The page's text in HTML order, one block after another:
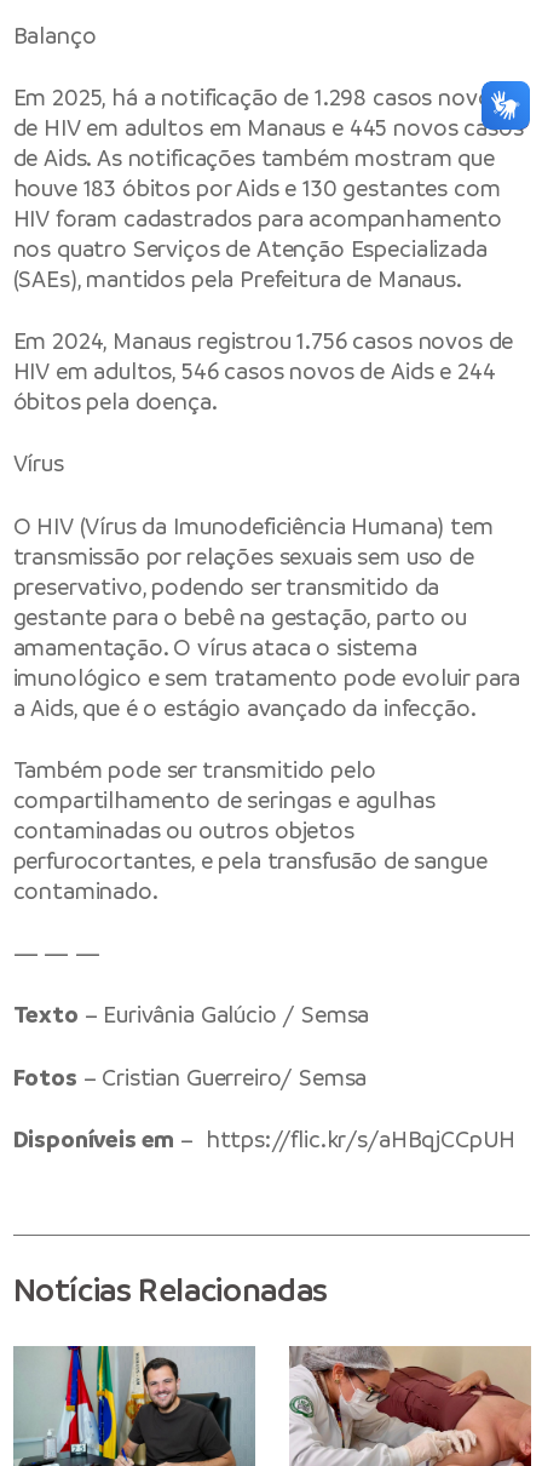
Balanço
Em 2025, há a notificação de 1.298 casos novos
de HIV em adultos em Manaus e 445 novos casos
de Aids. As notificações também mostram que
houve 183 óbitos por Aids e 130 gestantes com
HIV foram cadastrados para acompanhamento
nos quatro Serviços de Atenção Especializada
(SAEs), mantidos pela Prefeitura de Manaus.
Em 2024, Manaus registrou 1.756 casos novos de
HIV em adultos, 546 casos novos de Aids e 244
óbitos pela doença.
Vírus
O HIV (Vírus da Imunodeficiência Humana) tem
transmissão por relações sexuais sem uso de
preservativo, podendo ser transmitido da
gestante para o bebê na gestação, parto ou
amamentação. O vírus ataca o sistema
imunológico e sem tratamento pode evoluir para
a Aids, que é o estágio avançado da infecção.
Também pode ser transmitido pelo
compartilhamento de seringas e agulhas
contaminadas ou outros objetos
perfurocortantes, e pela transfusão de sangue
contaminado.
— — —
Texto – Eurivânia Galúcio / Semsa
Fotos – Cristian Guerreiro/ Semsa
Disponíveis em – https://flic.kr/s/aHBqjCCpUH
Notícias Relacionadas